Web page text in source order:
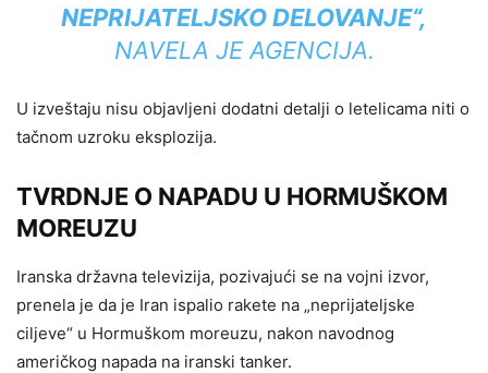
NEPRIJATELJSKO DELOVANJE“,
NAVELA JE AGENCIJA.
U izveštaju nisu objavljeni dodatni detalji o letelicama niti o
tačnom uzroku eksplozija.
TVRDNJE O NAPADU U HORMUŠKOM
MOREUZU
Iranska državna televizija, pozivajući se na vojni izvor,
prenela je da je Iran ispalio rakete na „neprijateljske
ciljeve“ u Hormuškom moreuzu, nakon navodnog
američkog napada na iranski tanker.